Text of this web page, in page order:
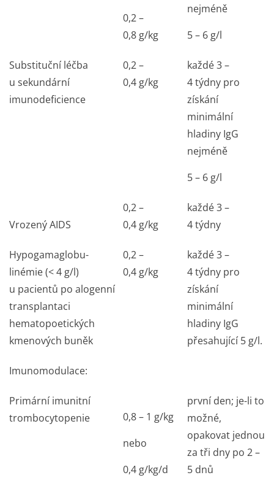
0,2 –
0,8 g/kg
nejméně
5 – 6 g/l
Substituční léčba
u sekundární
imunodeficience
0,2 –
0,4 g/kg
každé 3 –
4 týdny pro
získání
minimální
hladiny IgG
nejméně
5 – 6 g/l
Vrozený AIDS
0,2 –
0,4 g/kg
každé 3 –
4 týdny
Hypogamaglobu­
linémie (< 4 g/l)
u pacientů po alogenní
transplantaci
hematopoetických
kmenových buněk
0,2 –
0,4 g/kg
každé 3 –
4 týdny pro
získání
minimální
hladiny IgG
přesahující 5 g/l.
Imunomodulace:
Primární imunitní
trombocytopenie
0,8 – 1 g/kg
nebo
0,4 g/kg/d
první den; je-li to
možné,
opakovat jednou
za tři dny po 2 –
5 dnů